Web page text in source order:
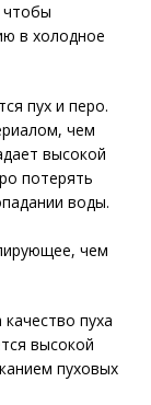
чтобы
в холодное
пух и перо.
чем
высокой
потерять
воды.
чем
пуха
высокой
пуховых